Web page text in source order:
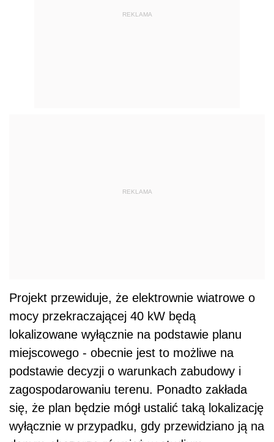
REKLAMA
REKLAMA
Projekt przewiduje, że elektrownie wiatrowe o
mocy przekraczającej 40 kW będą
lokalizowane wyłącznie na podstawie planu
miejscowego - obecnie jest to możliwe na
podstawie decyzji o warunkach zabudowy i
zagospodarowaniu terenu. Ponadto zakłada
się, że plan będzie mógł ustalić taką lokalizację
wyłącznie w przypadku, gdy przewidziano ją na